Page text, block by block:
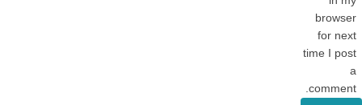
browser
for next
time I post
a
comment.